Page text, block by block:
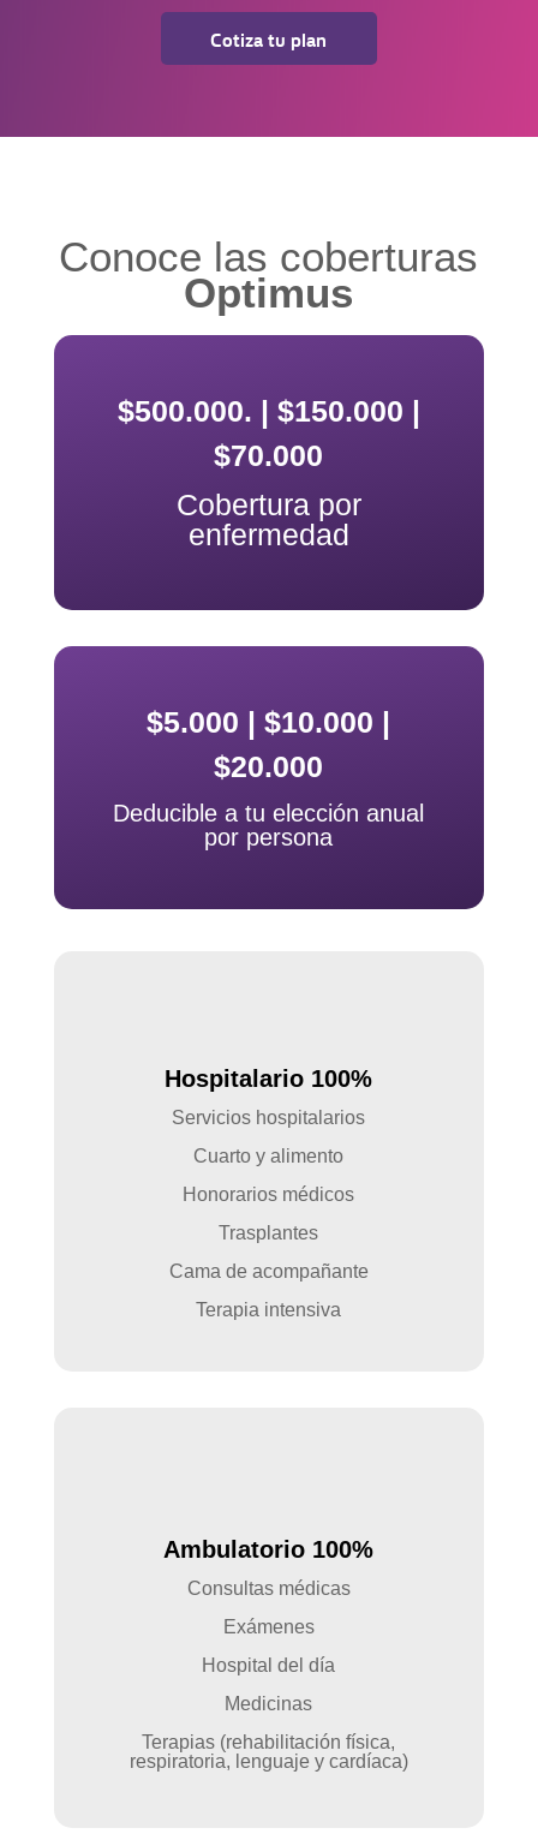
Cotiza tu plan
Conoce las coberturas
Optimus
$500.000. | $150.000 |
$70.000
Cobertura por
enfermedad
$5.000 | $10.000 |
$20.000
Deducible a tu elección anual
por persona
Hospitalario 100%
Servicios hospitalarios
Cuarto y alimento
Honorarios médicos
Trasplantes
Cama de acompañante
Terapia intensiva
Ambulatorio 100%
Consultas médicas
Exámenes
Hospital del día
Medicinas
Terapias (rehabilitación física,
respiratoria, lenguaje y cardíaca)